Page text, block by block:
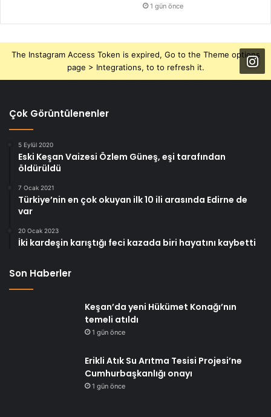
1 gün önce
The Instagram Access Token is expired, Go to the Theme options
page > Integrations, to to refresh it.
Çok Görüntülenenler
5 Eylül 2020
Eski Keşan Vaizesi Özlem Güneş, eşi tarafından
öldürüldü
7 Ocak 2021
Türkiye’nin en çok okuyan ilk 10 ili arasında Edirne de
var
20 Ocak 2023
İki kardeşin karıştığı feci kazada biri hayatını kaybetti
Son Haberler
Keşan’da yeni Hükümet Konağı’nın
temeli atıldı
1 gün önce
Erikli Atık Su Arıtma Tesisi Projesi’ne
Cumhurbaşkanlığı onayı
1 gün önce